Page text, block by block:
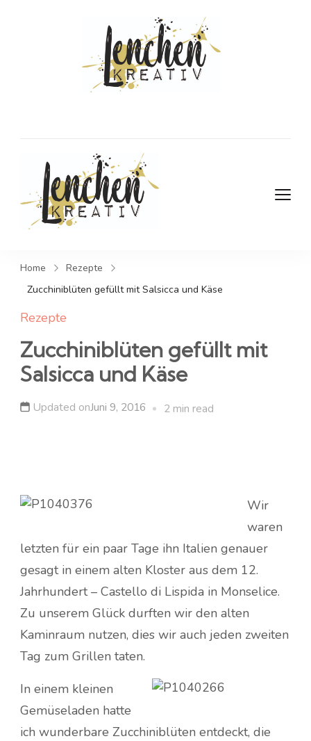
Home
Rezepte
Zucchiniblüten gefüllt mit Salsicca und Käse
Rezepte
Zucchiniblüten gefüllt mit
Salsicca und Käse
Updated onJuni 9, 2016 2 min read
Wir
waren
letzten für ein paar Tage ihn Italien genauer
gesagt in einem alten Kloster aus dem 12.
Jahrhundert – Castello di Lispida in Monselice.
Zu unserem Glück durften wir den alten
Kaminraum nutzen, dies wir auch jeden zweiten
Tag zum Grillen taten.
In einem kleinen
Gemüseladen hatte
ich wunderbare Zucchiniblüten entdeckt, die